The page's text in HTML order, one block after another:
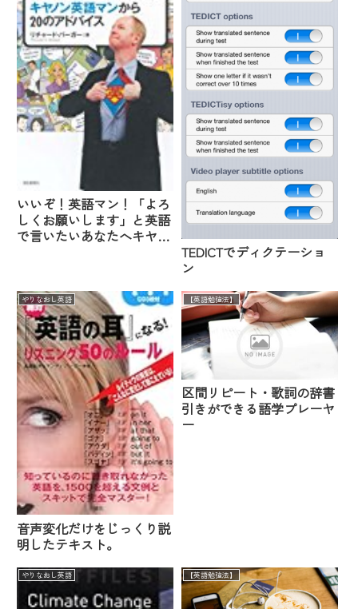
いいぞ！英語マン！「よろ
しくお願いします」と英語
で言いたいあなたへキヤノ
TEDICTでディクテーショ
ン
やりなおし英語
音声変化だけをじっくり説
明したテキスト。
【英語勉強法】
区間リピート・歌詞の辞書
引きができる語学プレーヤ
ー
やりなおし英語 【英語勉強法】